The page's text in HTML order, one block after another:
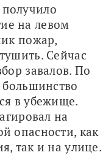
на левом
пожар,
Сейчас
завалов. По
большинство
в убежище.
на
опасности, как
так и на улице.